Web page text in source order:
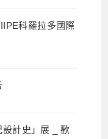
科羅拉多國際
設計史」展 _ 歡